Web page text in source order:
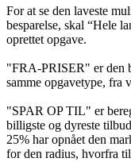
For at se den laveste
besparelse, skal “Hele
oprettet opgave.
"FRA-PRISER" er den
samme opgavetype, fra
"SPAR OP TIL" er
billigste og dyreste
25% har opnået den
for den radius, hvorfra